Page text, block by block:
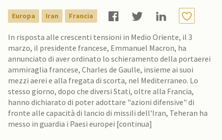
uniranno alla guerra
Europa Iran Francia
In risposta alle crescenti tensioni in Medio Oriente, il 3
marzo, il presidente francese, Emmanuel Macron, ha
annunciato di aver ordinato lo schieramento della portaerei
ammiraglia francese, Charles de Gaulle, insieme ai suoi
mezzi aerei e alla fregata di scorta, nel Mediterraneo. Lo
stesso giorno, dopo che diversi Stati, oltre alla Francia,
hanno dichiarato di poter adottare "azioni difensive" di
fronte alle capacità di lancio di missili dell'Iran, Teheran ha
messo in guardia i Paesi europei [continua]